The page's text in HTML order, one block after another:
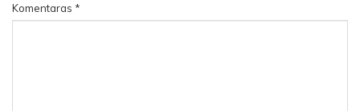
Komentaras *